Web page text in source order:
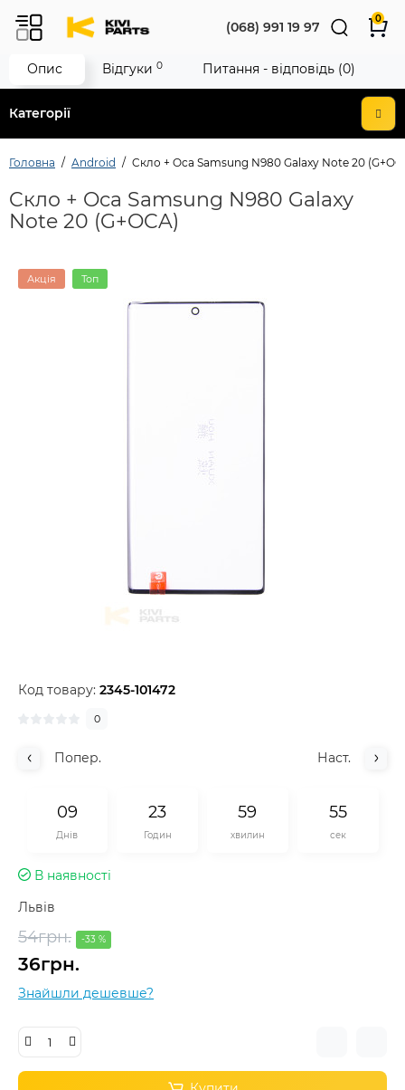
Категорії
(068) 991 19 97
0
Головна Android Cкло + Oca Samsung N980 Galaxy Note 20
Cкло + Oca Samsung N980 Galaxy
Note 20 (G+OCA)
Акція Топ
Код товару: 2345-101472
0
Попер. Наст.
09
Днів
23
Годин
59
хвилин
55
сек
В наявності
Львів
54грн. -33 %
36грн.
Знайшли дешевше?
Опис Відгуки 0 Питання - відповідь (0)